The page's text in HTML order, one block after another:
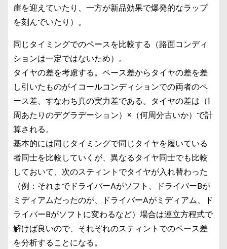
崖を迎えていたり、一方が新品効果で爆発的なラップ
を刻んでいたり）。
同じタイミングでのペースを比較する（路面コンディ
ションは一定ではないため）。
タイヤの差を考慮する。ペース差からタイヤの差を差
し引いたものがイコールコンディションでの両者のペ
ース差、すなわち真の実力差である。タイヤの差は（1
周あたりのデグラデーション）×（何周分古いか）で計
算される。
基本的には同じタイミングで同じタイヤを履いている
者同士を比較していくが、異なるタイヤ同士でも比較
しておいて、次のスティントでタイヤが入れ替わった
（例：それまでドライバーAがソフト、ドライバーBが
ミディアムだったのが、ドライバーAがミディアム、ド
ライバーBがソフトに変わるなど）場合は連立方程式で
解けば良いので、それぞれのスティントでのペース差
を分析することになる。